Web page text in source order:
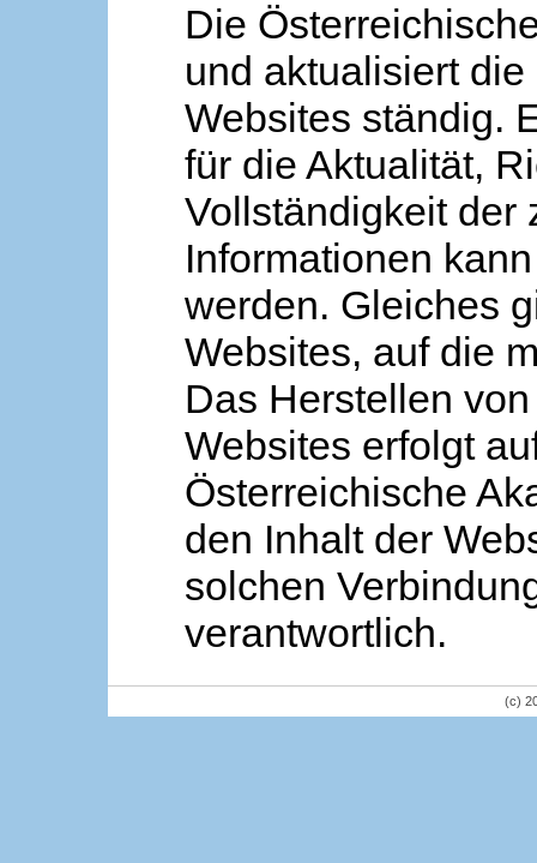
Die
und aktualisiert
Websites ständig.
für die Aktualität,
Vollständigkeit der
Informationen
werden. Gleiches
Websites, auf die
Das Herstellen
Websites erfolgt
Österreichische
den Inhalt der
solchen
verantwortlich.
(c)